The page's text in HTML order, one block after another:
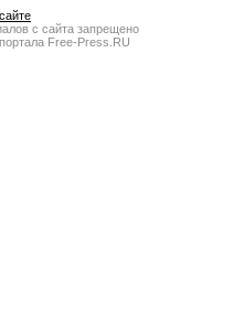
с сайта запрещено
Free-Press.RU